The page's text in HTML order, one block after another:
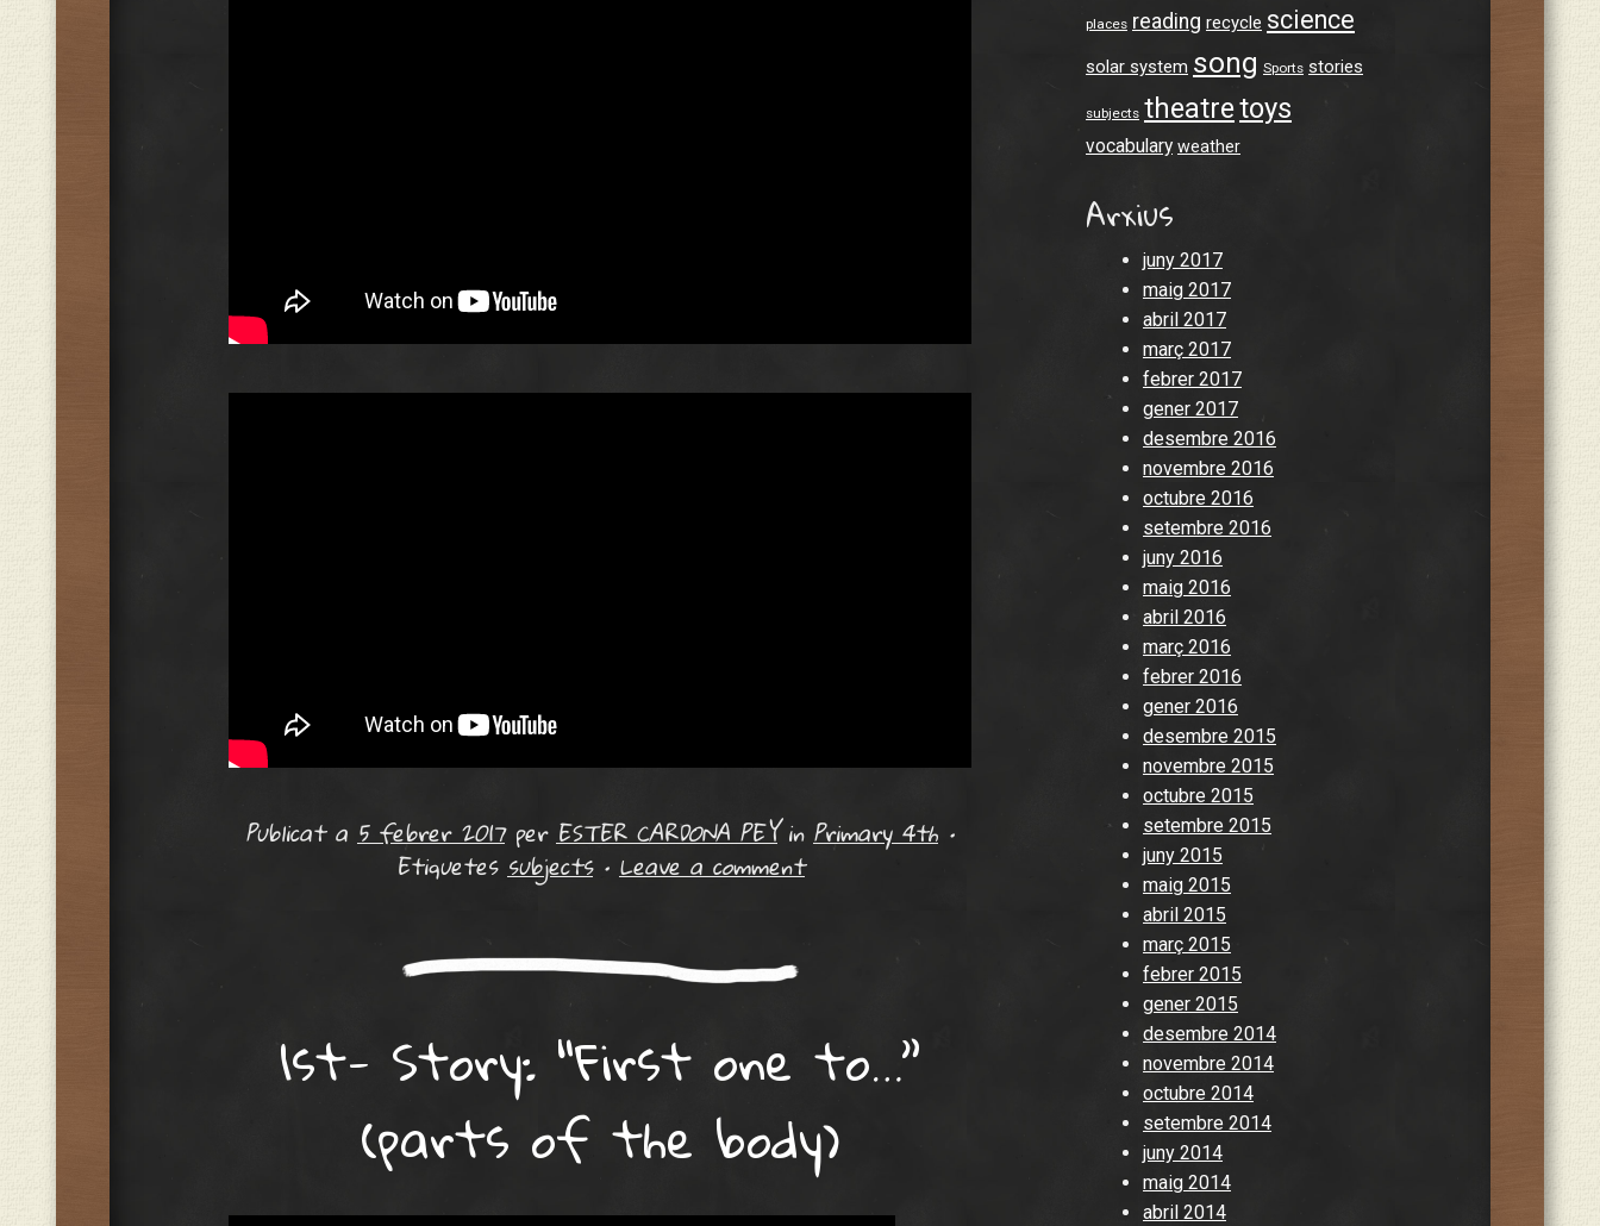
Publicat a 5 febrer 2017perESTER CARDONA PEY in Primary 4th •
Etiquetes subjects • Leave a comment
1st- Story: “First one to…”
(parts of the body)
places reading recycle science
solar system song Sports stories
subjects theatretoys
vocabulary weather
Arxius
juny 2017
maig 2017
abril 2017
març 2017
febrer 2017
gener 2017
desembre 2016
novembre 2016
octubre 2016
setembre 2016
juny 2016
maig 2016
abril 2016
març 2016
febrer 2016
gener 2016
desembre 2015
novembre 2015
octubre 2015
setembre 2015
juny 2015
maig 2015
abril 2015
març 2015
febrer 2015
gener 2015
desembre 2014
novembre 2014
octubre 2014
setembre 2014
juny 2014
maig 2014
abril 2014